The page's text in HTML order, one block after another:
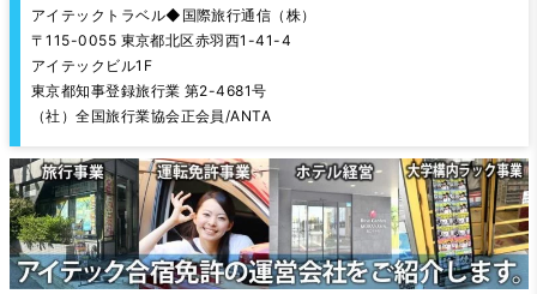
アイテックトラベル◆国際旅行通信（株）
〒115-0055 東京都北区赤羽西1-41-4
アイテックビル1F
東京都知事登録旅行業 第2-4681号
（社）全国旅行業協会正会員/ANTA